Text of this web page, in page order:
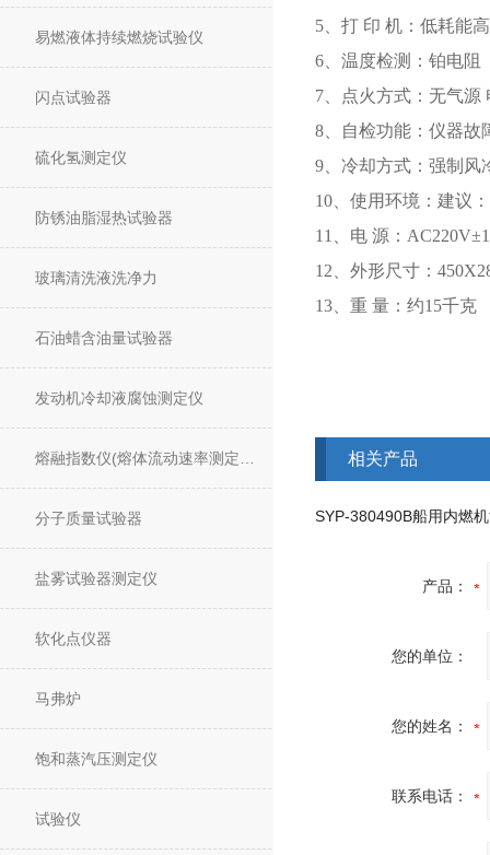
易燃液体持续燃烧试验仪
闪点试验器
硫化氢测定仪
防锈油脂湿热试验器
玻璃清洗液洗净力
石油蜡含油量试验器
发动机冷却液腐蚀测定仪
分子质量试验器
盐雾试验器测定仪
软化点仪器
马弗炉
饱和蒸汽压测定仪
试验仪
5、打 印 机：低耗能
6、温度检测：铂电阻
7、点火方式：无气源
8、自检功能：仪器故
9、冷却方式：强制风
10、使用环境：建议
11、电 源：
12、外形尺寸：
13、重 量：约15千克
相关产品
产品：
您的单位：
您的姓名：
联系电话：